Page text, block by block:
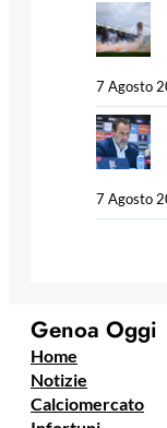
7 Agosto
7 Agosto
Genoa Oggi
Home
Notizie
Calciomercato